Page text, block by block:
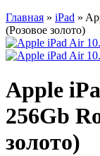
Главная » iPad »
(Розовое золото)
Apple
256Gb
золото)